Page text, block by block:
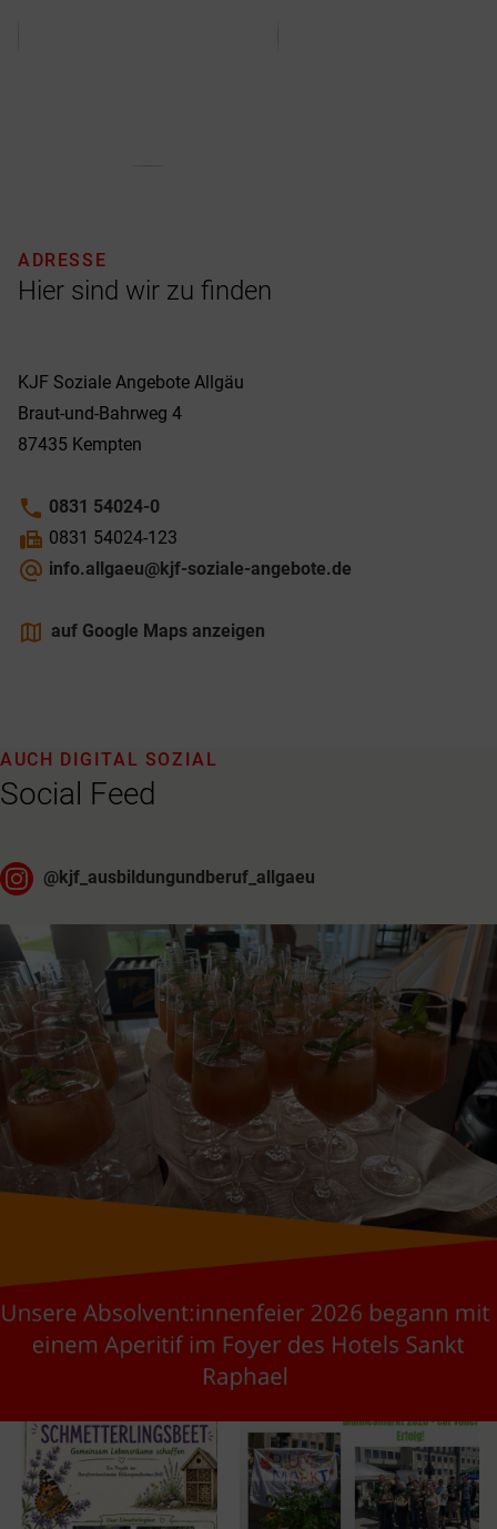
Hier sind wir zu finden
ADRESSE
KJF Soziale Angebote Allgäu
Braut-und-Bahrweg 4
87435 Kempten
phone 0831 54024-0
fax 0831 54024-123
alternate_email info.allgaeu@kjf-soziale-angebote.de
mapsauf Google Maps anzeigen
Social Feed
AUCH DIGITAL SOZIAL
@kjf_ausbildungundberuf_allgaeu